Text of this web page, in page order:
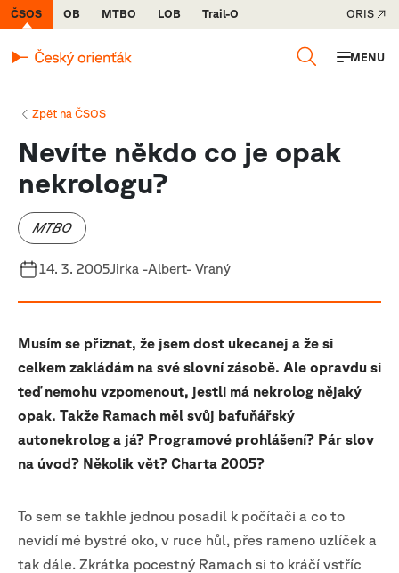
ČSOS OB MTBO LOB Trail-O ORIS
MENU
Zpět na ČSOS
Nevíte někdo co je opak
nekrologu?
MTBO
14. 3. 2005Jirka -Albert- Vraný
Musím se přiznat, že jsem dost ukecanej a že si
celkem zakládám na své slovní zásobě. Ale opravdu si
teď nemohu vzpomenout, jestli má nekrolog nějaký
opak. Takže Ramach měl svůj bafuňářský
autonekrolog a já? Programové prohlášení? Pár slov
na úvod? Několik vět? Charta 2005?
To sem se takhle jednou posadil k počítači a co to
nevidí mé bystré oko, v ruce hůl, přes rameno uzlíček a
tak dále. Zkrátka pocestný Ramach si to kráčí vstříc